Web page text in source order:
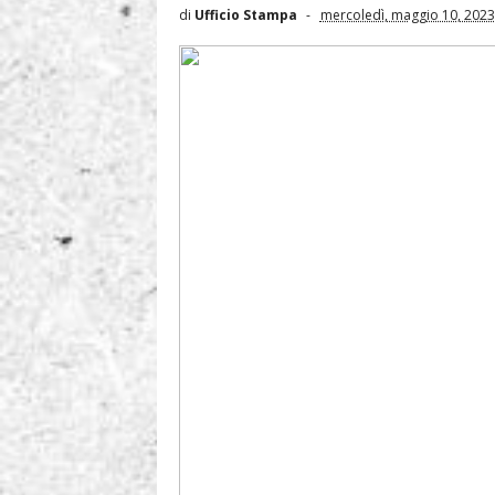
di Ufficio Stampa mercoledì, maggio 10, 2023